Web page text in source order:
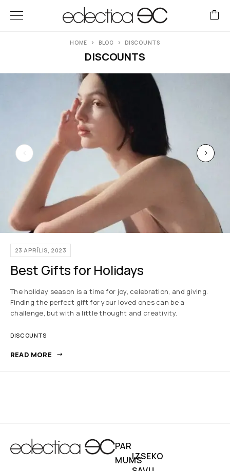
DISCOUNTS
HOME BLOG DISCOUNTS
23 APRĪLIS, 2023
Best Gifts for Holidays
The holiday season is a time for joy, celebration, and giving.
Finding the perfect gift for your loved ones can be a
challenge, but with a little thought and creativity.
DISCOUNTS
READ MORE
PAR
MUMSIZSEKO